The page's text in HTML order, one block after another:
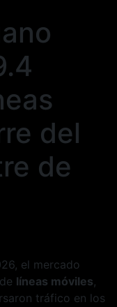
del
de
el mercado
líneas móviles,
tráfico en los